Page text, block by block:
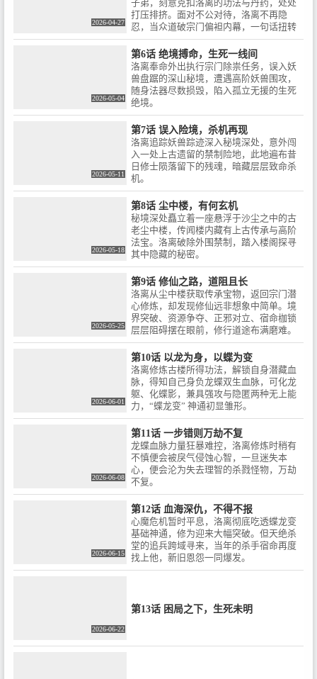
2026-04-27
子弟，刻意克扣洛离的功法与丹药，处处
打压排挤。面对不公对待，洛离不再隐
忍，当众道破宗门偏袒内幕，一句话扭转
局面。
2026-05-04
第6话 绝境搏命，生死一线间
洛离奉命外出执行宗门除祟任务，误入妖
兽盘踞的深山秘境，遭遇高阶妖兽围攻，
随身法器尽数损毁，陷入孤立无援的生死
绝境。
2026-05-11
第7话 误入险境，杀机再现
洛离追踪妖兽踪迹深入秘境深处，意外闯
入一处上古遗留的禁制险地，此地遍布昔
日修士陨落留下的残魂，暗藏层层致命杀
机。
2026-05-18
第8话 尘中楼，有何玄机
秘境深处矗立着一座悬浮于沙尘之中的古
老尘中楼，传闻楼内藏有上古传承与高阶
法宝。洛离破除外围禁制，踏入楼阁探寻
其中隐藏的秘密。
2026-05-25
第9话 修仙之路，道阻且长
洛离从尘中楼获取传承宝物，返回宗门潜
心修炼，却发现修仙远非想象中简单。境
界突破、资源争夺、正邪对立、宿命枷锁
层层阻碍摆在眼前，修行道途布满磨难。
2026-06-01
第10话 以龙为身，以蝶为变
洛离修炼古楼所得功法，解锁自身潜藏血
脉，得知自己身负龙蝶双生血脉，可化龙
躯、化蝶影，兼具强攻与隐匿两种无上能
力，“蝶龙变” 神通初显雏形。
2026-06-08
第11话 一步错则万劫不复
龙蝶血脉力量狂暴难控，洛离修炼时稍有
不慎便会被戾气侵蚀心智，一旦迷失本
心，便会沦为失去理智的杀戮怪物，万劫
不复。
2026-06-15
第12话 血海深仇，不得不报
心魔危机暂时平息，洛离彻底吃透蝶龙变
基础神通，修为迎来大幅突破。但天绝杀
堂的追兵跨域寻来，当年的杀手宿命再度
找上他，新旧恩怨一同爆发。
2026-06-22
第13话 困局之下，生死未明